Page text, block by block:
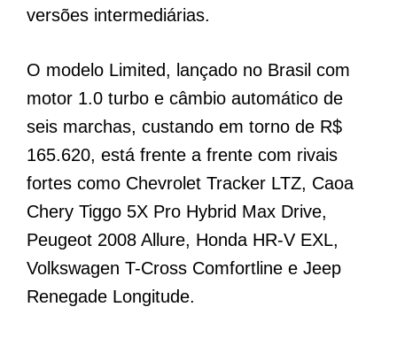
versões intermediárias.
O modelo Limited, lançado no Brasil com
motor 1.0 turbo e câmbio automático de
seis marchas, custando em torno de R$
165.620, está frente a frente com rivais
fortes como Chevrolet Tracker LTZ, Caoa
Chery Tiggo 5X Pro Hybrid Max Drive,
Peugeot 2008 Allure, Honda HR-V EXL,
Volkswagen T-Cross Comfortline e Jeep
Renegade Longitude.